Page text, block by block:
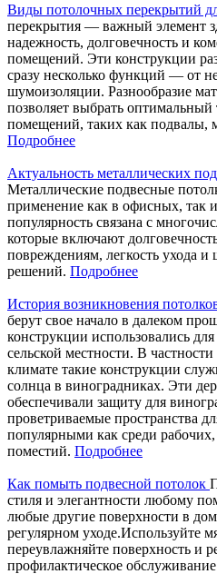
Виды потолочных перекрытий
перекрытия — важный элемент
надежность, долговечность и
помещений. Эти конструкции
сразу несколько функций — от
шумоизоляции. Разнообразие
позволяет выбрать
помещений, таких как подвалы,
Подробнее
Актуальность металлических
Металлические подвесные
применение как в офисных, так
популярность связана с
которые включают
повреждениям, легкость ухода
решений. Подробнее
История возникновения
берут свое начало в далеком
конструкции использовались
сельской местности. В
климате такие конструкции
солнца в виноградниках. Эти
обеспечивали защиту для
проветриваемые пространства
популярными как среди рабочих,
поместий. Подробнее
Как помыть подвесной потолок
стиля и элегантности любому
любые другие поверхности в
регулярном уходе.Используйте
переувлажняйте поверхность и
профилактическое